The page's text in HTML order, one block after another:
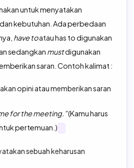
untuk menyatakan
kebutuhan. Ada perbedaan
have toatau has to digunakan
sedangkan mustdigunakan
saran. Contoh kalimat :
opini atau memberikan saran
for the meeting.”(Kamu harus
pertemuan.)
sebuah keharusan